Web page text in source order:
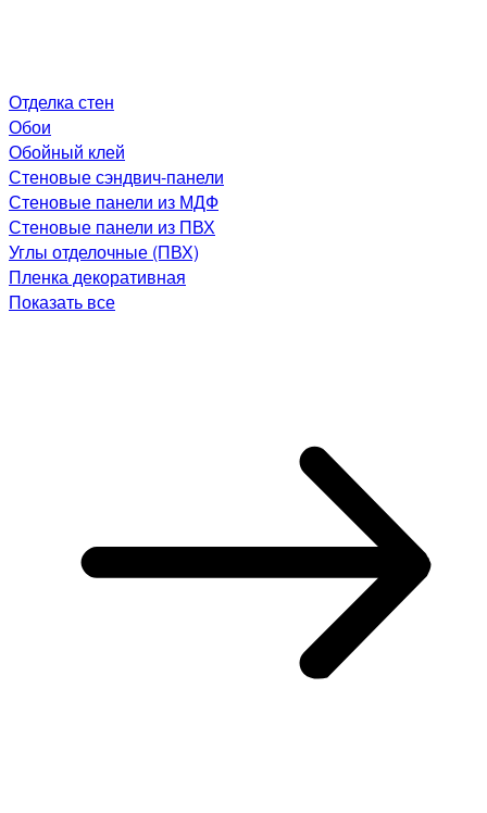
Отделка стен
Обои
Обойный клей
Стеновые сэндвич-панели
Стеновые панели из МДФ
Стеновые панели из ПВХ
Углы отделочные (ПВХ)
Пленка декоративная
Показать все